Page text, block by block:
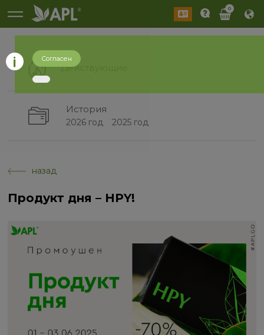
0
Действующие
История
2026 год 2025 год
назад
Продукт дня – HPY!
Согласен